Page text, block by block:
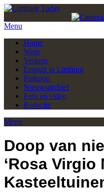
Menu
Home
Weer
Verkeer
Eropuit in Limburg
Pinkpop
Nieuwsarchief
Foto en video
Redactie
Menu
Doop van
‘Rosa Virgio